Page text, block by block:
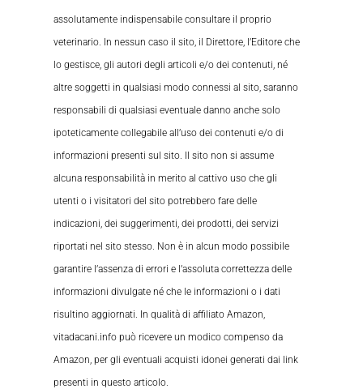
assolutamente indispensabile consultare il proprio
veterinario. In nessun caso il sito, il Direttore, l’Editore che
lo gestisce, gli autori degli articoli e/o dei contenuti, né
altre soggetti in qualsiasi modo connessi al sito, saranno
responsabili di qualsiasi eventuale danno anche solo
ipoteticamente collegabile all’uso dei contenuti e/o di
informazioni presenti sul sito. Il sito non si assume
alcuna responsabilità in merito al cattivo uso che gli
utenti o i visitatori del sito potrebbero fare delle
indicazioni, dei suggerimenti, dei prodotti, dei servizi
riportati nel sito stesso. Non è in alcun modo possibile
garantire l’assenza di errori e l’assoluta correttezza delle
informazioni divulgate né che le informazioni o i dati
risultino aggiornati. In qualità di affiliato Amazon,
vitadacani.info può ricevere un modico compenso da
Amazon, per gli eventuali acquisti idonei generati dai link
presenti in questo articolo.